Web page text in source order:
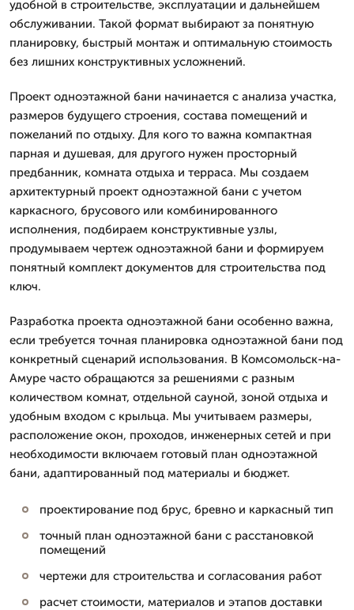
удобной в строительстве, эксплуатации и дальнейшем
обслуживании. Такой формат выбирают за понятную
планировку, быстрый монтаж и оптимальную стоимость
без лишних конструктивных усложнений.
Проект одноэтажной бани начинается с анализа участка,
размеров будущего строения, состава помещений и
пожеланий по отдыху. Для кого то важна компактная
парная и душевая, для другого нужен просторный
предбанник, комната отдыха и терраса. Мы создаем
архитектурный проект одноэтажной бани с учетом
каркасного, брусового или комбинированного
исполнения, подбираем конструктивные узлы,
продумываем чертеж одноэтажной бани и формируем
понятный комплект документов для строительства под
ключ.
Разработка проекта одноэтажной бани особенно важна,
если требуется точная планировка одноэтажной бани под
конкретный сценарий использования. В Комсомольск-на-
Амуре часто обращаются за решениями с разным
количеством комнат, отдельной сауной, зоной отдыха и
удобным входом с крыльца. Мы учитываем размеры,
расположение окон, проходов, инженерных сетей и при
необходимости включаем готовый план одноэтажной
бани, адаптированный под материалы и бюджет.
проектирование под брус, бревно и каркасный тип
точный план одноэтажной бани с расстановкой
помещений
чертежи для строительства и согласования работ
расчет стоимости, материалов и этапов доставки